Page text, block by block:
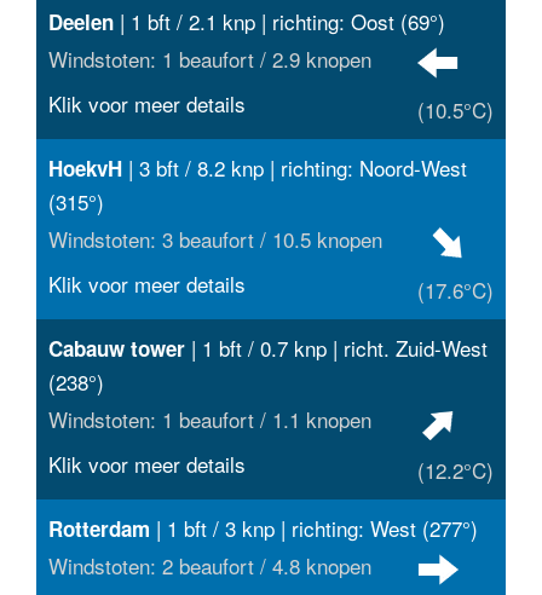
Deelen | 1 bft / 2.1 knp | richting: Oost (69°)
Windstoten: 1 beaufort / 2.9 knopen
(10.5°C)
Klik voor meer details
HoekvH | 3 bft / 8.2 knp | richting: Noord-West
(315°)
Windstoten: 3 beaufort / 10.5 knopen
(17.6°C)
Klik voor meer details
Cabauw tower | 1 bft / 0.7 knp | richt. Zuid-West
(238°)
Windstoten: 1 beaufort / 1.1 knopen
(12.2°C)
Klik voor meer details
Rotterdam | 1 bft / 3 knp | richting: West (277°)
Windstoten: 2 beaufort / 4.8 knopen